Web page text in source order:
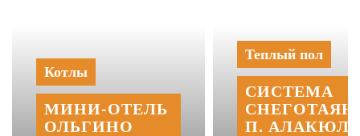
Котлы
МИНИ‑‏ОТЕЛЬ
ОЛЬГИНО
Теплый пол
СИСТЕМА
П.